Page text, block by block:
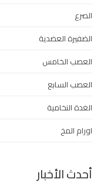
الصرع
الضفيرة العضدية
العصب الخامس
العصب السابع
الغدة النخامية
اورام المخ
أحدث الأخبار